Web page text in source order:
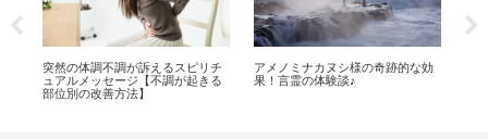
突然の体調不調が訴えるスピリチ
ュアルメッセージ【不調が起きる
部位別の改善方法】
アメノミナカヌシ様の奇跡的な効
果！言霊の体験談♪